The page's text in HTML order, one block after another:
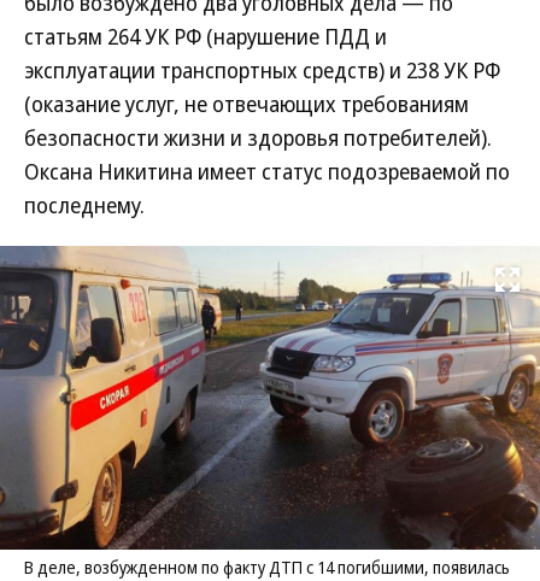
статьям 264 УК РФ (нарушение ПДД и
эксплуатации транспортных средств) и 238 УК РФ
(оказание услуг, не отвечающих требованиям
безопасности жизни и здоровья потребителей).
Оксана Никитина имеет статус подозреваемой по
последнему.
Развернуть
В деле, возбужденном по факту ДТП с 14 погибшими, появилась